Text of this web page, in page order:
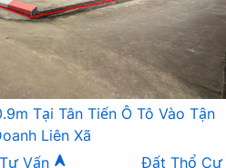
Tại Tân Tiến Ô Tô Vào Tận
Liên Xã
Tư Vấn
Đất Thổ Cư